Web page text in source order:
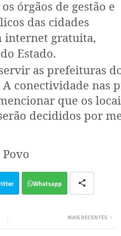
órgãos de gestão e
das cidades
internet gratuita,
Estado.
as prefeituras
conectividade nas
que os
decididos por
Whatsapp
MAIS RECENTES